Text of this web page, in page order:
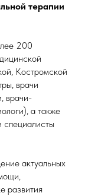
терапии
200
Костромской
врачи
врачи-
а также
специалисты
актуальных
развития